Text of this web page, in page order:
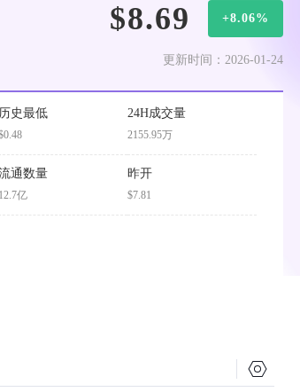
$8.69 +8.06%
更新时间：2026-01-24
历史最低 24H成交量
2155.95万
通数量
12.7亿
昨开
$7.81